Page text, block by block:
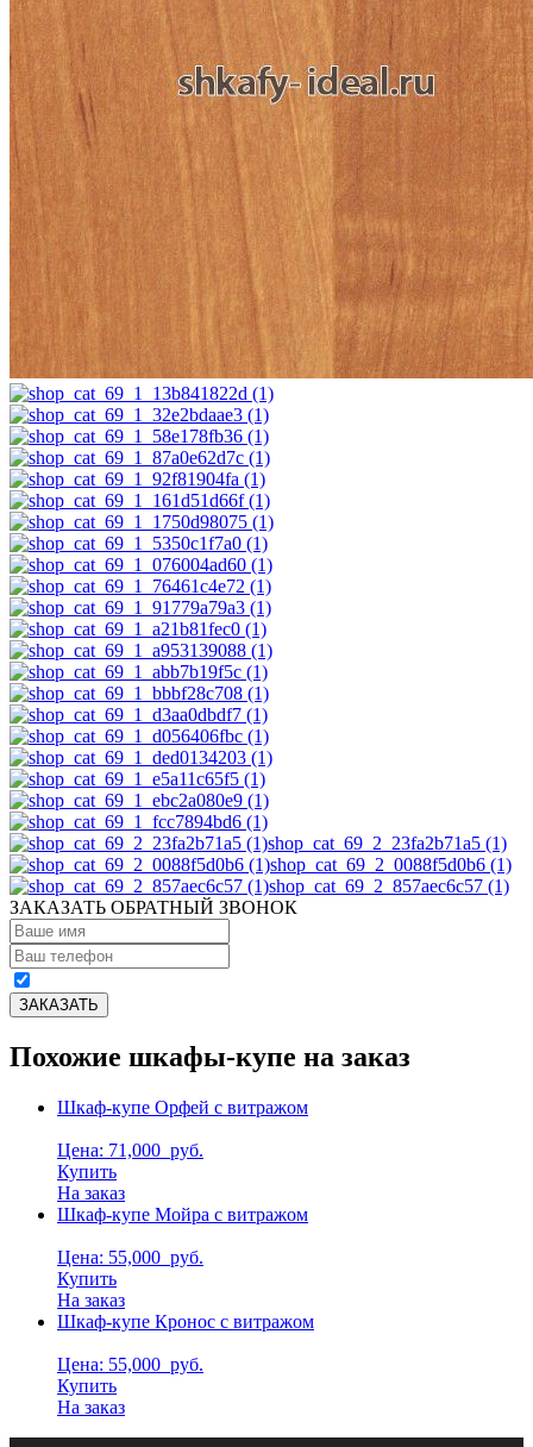
shop_cat_69_2_23fa2b71a5 (1)
shop_cat_69_2_0088f5d0b6 (1)
shop_cat_69_2_857aec6c57 (1)
ЗАКАЗАТЬ ОБРАТНЫЙ ЗВОНОК
Похожие шкафы-купе на заказ
Шкаф-купе Орфей с витражом
Цена: 71,000 руб.
Купить
На заказ
Шкаф-купе Мойра с витражом
Цена: 55,000 руб.
Купить
На заказ
Шкаф-купе Кронос с витражом
Цена: 55,000 руб.
Купить
На заказ